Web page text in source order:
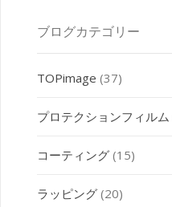
ブログカテゴリー
TOPimage (37)
プロテクションフィルム
コーティング(15)
ラッピング(20)